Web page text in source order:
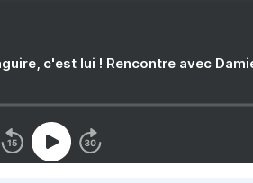
c'est lui ! Rencontre avec